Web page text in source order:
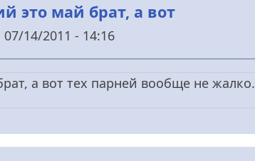
это май брат, а вот
07/14/2011 - 14:16
а вот тех парней вообще не жалко.